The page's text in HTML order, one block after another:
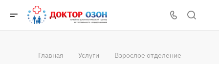
Главная — Услуги — Взрослое отделение